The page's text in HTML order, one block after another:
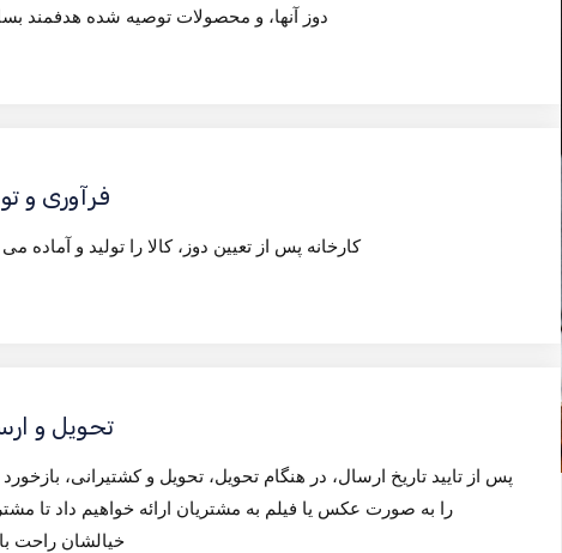
دوز آنها، و محصولات توصیه شده هدفمند
فرآوری و
کارخانه پس از تعیین دوز، کالا را تولید و آماده
تحویل و
پس از تایید تاریخ ارسال، در هنگام تحویل، تحویل و کشتیرانی،
را به صورت عکس یا فیلم به مشتریان ارائه خواهیم داد تا
خیالشان راحت